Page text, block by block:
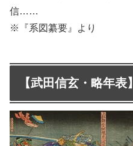
信……
※『系図纂要』より
【武田信玄・略年表】